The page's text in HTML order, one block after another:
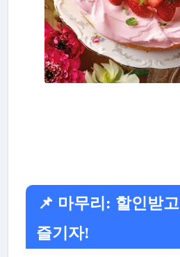
📌 마무리: 할인받
즐기자!